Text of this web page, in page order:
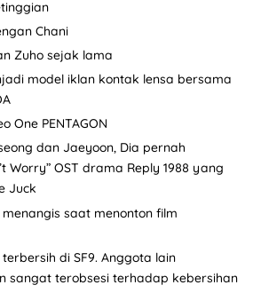
Chani
Zuho sejak lama
model iklan kontak lensa bersama
One PENTAGON
dan Jaeyoon, Dia pernah
Worry” OST drama Reply 1988 yang
Juck
saat menonton film
di SF9. Anggota lain
sangat terobsesi terhadap kebersihan